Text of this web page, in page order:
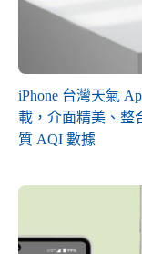
iPhone 台灣天氣
載，介面精美、整
質 AQI 數據